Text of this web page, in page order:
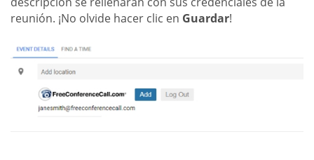
reunión. ¡No olvide hacer clic en Guardar!